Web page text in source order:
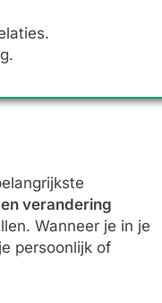
verandering
Wanneer je in je
persoonlijk of